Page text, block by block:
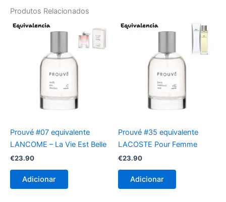
Produtos Relacionados
Prouvé #07 equivalente
LANCOME – La Vie Est Belle
€23.90
Adicionar
Prouvé #35 equivalente
LACOSTE Pour Femme
€23.90
Adicionar